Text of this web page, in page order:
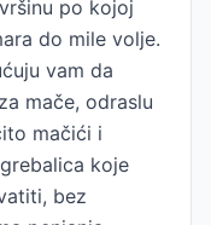
po kojoj
do mile volje.
vam da
mače, odraslu
mačići i
koje
bez